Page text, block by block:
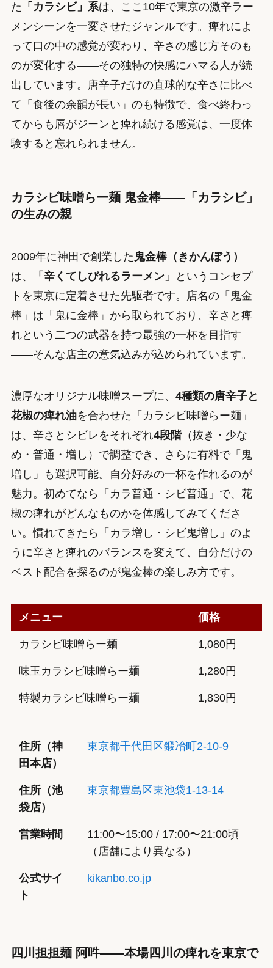
た 「カラシビ」系は、ここ10年で東京の激辛ラー
メンシーンを一変させたジャンルです。痺れによ
って口の中の感覚が変わり、辛さの感じ方そのも
のが変化する——その独特の快感にハマる人が続
出しています。唐辛子だけの直球的な辛さに比べ
て「食後の余韻が長い」のも特徴で、食べ終わっ
てからも唇がジーンと痺れ続ける感覚は、一度体
験すると忘れられません。
カラシビ味噌らー麺 鬼金棒——「カラシビ」
の生みの親
2009年に神田で創業した 鬼金棒（きかんぼう）
は、
「辛くてしびれるラーメン」
というコンセプ
トを東京に定着させた先駆者です。店名の「鬼金
棒」は「鬼に金棒」から取られており、辛さと痺
れという二つの武器を持つ最強の一杯を目指す
——そんな店主の意気込みが込められています。
濃厚なオリジナル味噌スープに、 4種類の唐辛子と
花椒の痺れ油を合わせた「カラシビ味噌らー麺」
は、辛さとシビレをそれぞれ4段階（抜き・少な
め・普通・増し）で調整でき、さらに有料で「鬼
増し」も選択可能。自分好みの一杯を作れるのが
魅力。初めてなら「カラ普通・シビ普通」で、花
椒の痺れがどんなものかを体感してみてくださ
い。慣れてきたら「カラ増し・シビ鬼増し」のよ
うに辛さと痺れのバランスを変えて、自分だけの
ベスト配合を探るのが鬼金棒の楽しみ方です。
メニュー 価格
カラシビ味噌らー麺 1,080円
味玉カラシビ味噌らー麺 1,280円
特製カラシビ味噌らー麺 1,830円
住所（神
田本店）
東京都千代田区鍛冶町2-10-9
住所（池
袋店）
東京都豊島区東池袋1-13-14
営業時間
11:00〜15:00 / 17:00〜21:00頃
（店舗により異なる）
公式サイ
ト
kikanbo.co.jp
四川担担麺 阿吽——本場四川の痺れを東京で